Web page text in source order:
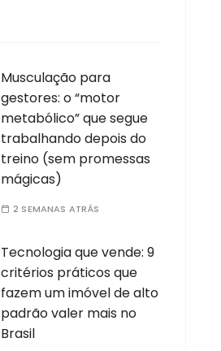
Musculação para
gestores: o “motor
metabólico” que segue
trabalhando depois do
treino (sem promessas
mágicas)
2 SEMANAS ATRÁS
Tecnologia que vende: 9
critérios práticos que
fazem um imóvel de alto
padrão valer mais no
Brasil